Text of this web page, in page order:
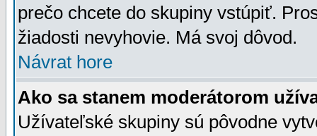
prečo chcete do skupiny vstúpiť.
žiadosti nevyhovie. Má svoj dôvod.
Návrat hore
Ako sa stanem moderátorom
Užívateľské skupiny sú pôvodne